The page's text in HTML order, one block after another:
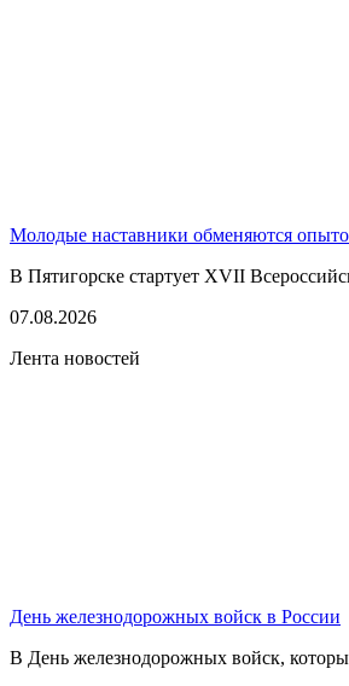
Молодые наставники обменяются
В Пятигорске стартует XVII
07.08.2026
Лента новостей
День железнодорожных войск в России
В День железнодорожных войск,